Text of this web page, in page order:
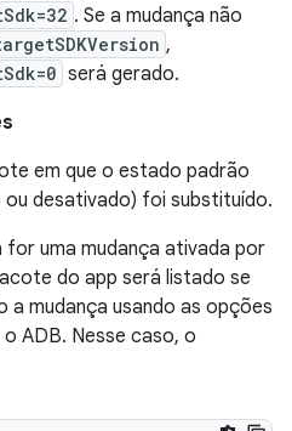
. Se a mudança não
,
será gerado.
em que o estado padrão
desativado) foi substituído.
for uma mudança ativada por
do app será listado se
mudança usando as opções
ADB. Nesse caso, o